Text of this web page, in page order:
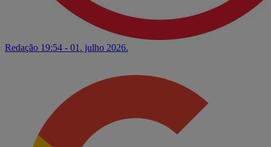
Redação 19:54 - 01. julho 2026.